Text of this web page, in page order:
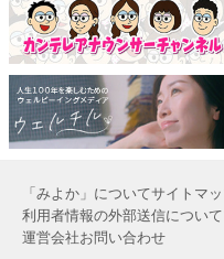
「みよか」についてサイトマ
利用者情報の外部送信について
運営会社お問い合わせ